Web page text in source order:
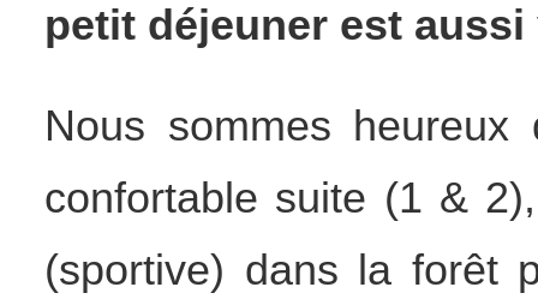
petit déjeuner est
Nous sommes
confortable suite (1 &
(sportive) dans la forêt